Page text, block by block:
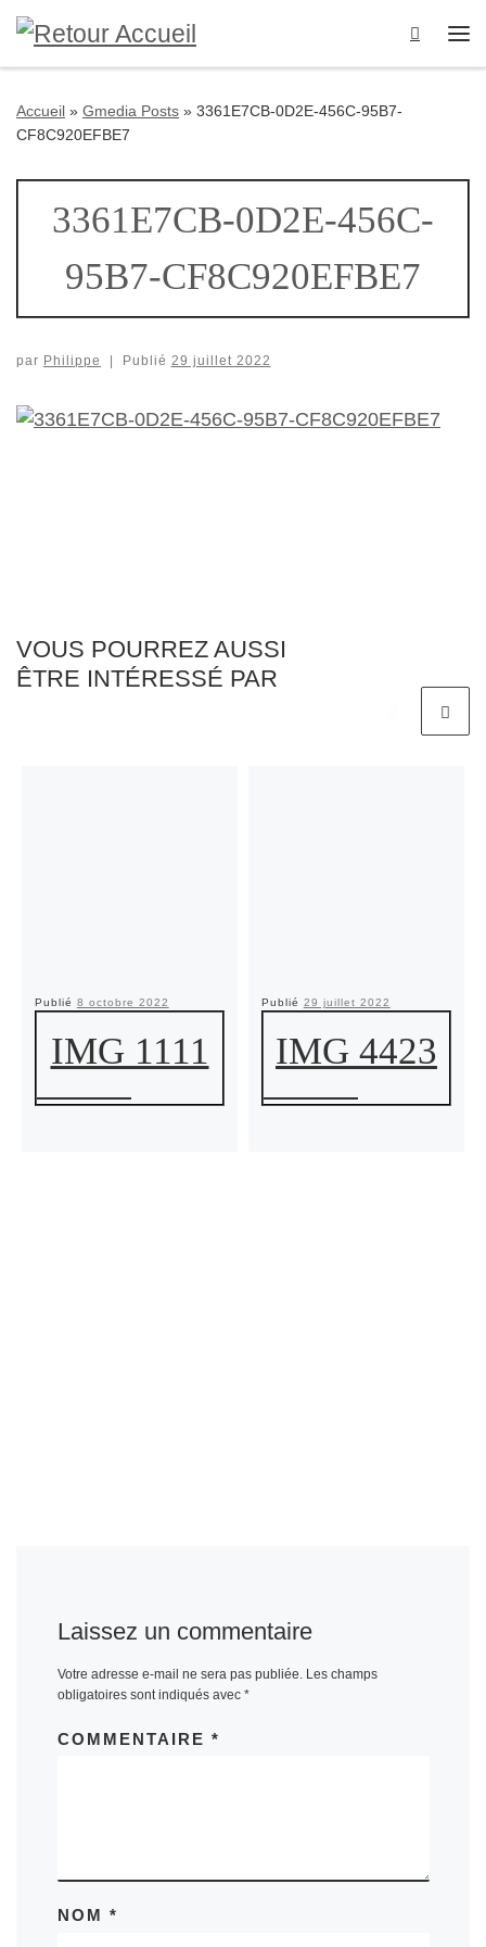
Passer au contenu
Search
Accueil » Gmedia Posts » 3361E7CB-0D2E-456C-95B7-
CF8C920EFBE7
3361E7CB-0D2E-456C-
95B7-CF8C920EFBE7
par Philippe Publié 29 juillet 2022
VOUS POURREZ AUSSI
ÊTRE INTÉRESSÉ PAR
Publié 8 octobre 2022
IMG 1111
Publié 29 juillet 2022
IMG 4423
Laissez un commentaire
Votre adresse e-mail ne sera pas publiée. Les champs
obligatoires sont indiqués avec *
COMMENTAIRE *
NOM *